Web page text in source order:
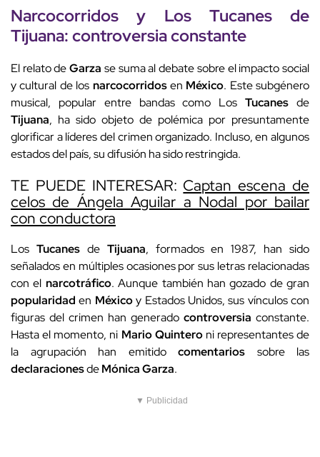
Narcocorridos y Los Tucanesde
Tijuana:controversiaconstante
El relato deGarza se suma al debate sobre el impacto social
y cultural de los narcocorridosen México. Este subgénero
musical, popular entre bandas como LosTucanes de
Tijuana, ha sido objeto de polémica por presuntamente
glorificar a líderes del crimen organizado. Incluso, en algunos
estados del país, su difusión ha sido restringida.
TE PUEDE INTERESAR: Captan escena de
celos de Ángela Aguilar a Nodal por bailar
con conductora
Los Tucanesde Tijuana, formados en 1987, han sido
señalados en múltiples ocasiones por sus letras relacionadas
con el narcotráfico. Aunque también han gozado de gran
popularidad en Méxicoy Estados Unidos, sus vínculos con
figuras del crimen han generado controversia constante.
Hasta el momento, ni Mario Quinteroni representantes de
la agrupación han emitido comentarios sobre las
declaracionesdeMónicaGarza.
▼ Publicidad